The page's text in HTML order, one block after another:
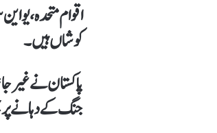
اقوام متحدہ،
کوشاں ہیں۔
پاکستان
جنگ کے دہانے پر